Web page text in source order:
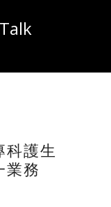
護生
業務